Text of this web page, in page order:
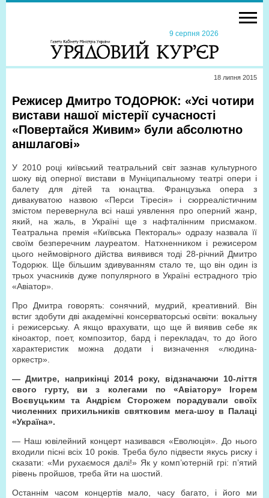
9 серпня 2026
18 липня 2015
Режисер Дмитро ТОДОРЮК: «Усі чотири
вистави нашої містерії сучасності
«Повертайся Живим» були абсолютно
аншлагові»
У 2010 році київський театральний світ зазнав культурного
шоку від оперної вистави в Муніципальному театрі опери і
балету для дітей та юнацтва. Французька опера з
дивакуватою назвою «Перси Тіресія» і сюрреалістичним
змістом перевернула всі наші уявлення про оперний жанр,
який, на жаль, в Україні ще з нафталінним присмаком.
Театральна премія «Київська Пектораль» одразу назвала її
своїм безперечним лауреатом. Натхненником і режисером
цього неймовірного дійства виявився тоді 28-річний Дмитро
Тодорюк. Ще більшим здивуванням стало те, що він один із
трьох учасників дуже популярного в Україні естрадного тріо
«Авіатор».
Про Дмитра говорять: сонячний, мудрий, креативний. Він
встиг здобути дві академічні консерваторські освіти: вокальну
і режисерську. А якщо врахувати, що ще й виявив себе як
кіноактор, поет, композитор, бард і перекладач, то до його
характеристик можна додати і визначення «людина-
оркестр».
— Дмитре, наприкінці 2014 року, відзначаючи 10-ліття
свого гурту, ви з колегами по «Авіатору» Ігорем
Воєвуцьким та Андрієм Сторожем порадували своїх
численних прихильників святковим мега-шоу в Палаці
«Україна».
— Наш ювілейний концерт називався «Еволюція». До нього
входили пісні всіх 10 років. Треба було підвести якусь риску і
сказати: «Ми рухаємося далі!» Як у комп’ютерній грі: п’ятий
рівень пройшов, треба йти на шостий.
Останнім часом концертів мало, часу багато, і його ми